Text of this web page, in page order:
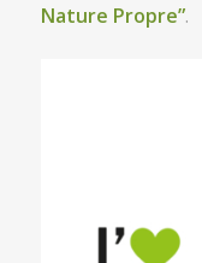
Nature Propre”.